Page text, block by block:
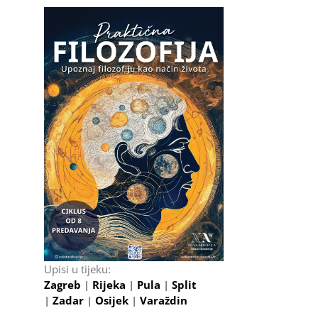
Upisi u tijeku:
Zagreb | Rijeka | Pula | Split
| Zadar | Osijek | Varaždin